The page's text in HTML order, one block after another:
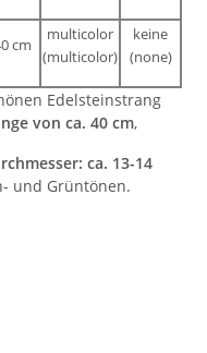
cm
multicolor
(multicolor)
keine
(none)
Edelsteinstrang
von ca. 40 cm,
ca. 13-14
und Grüntönen.